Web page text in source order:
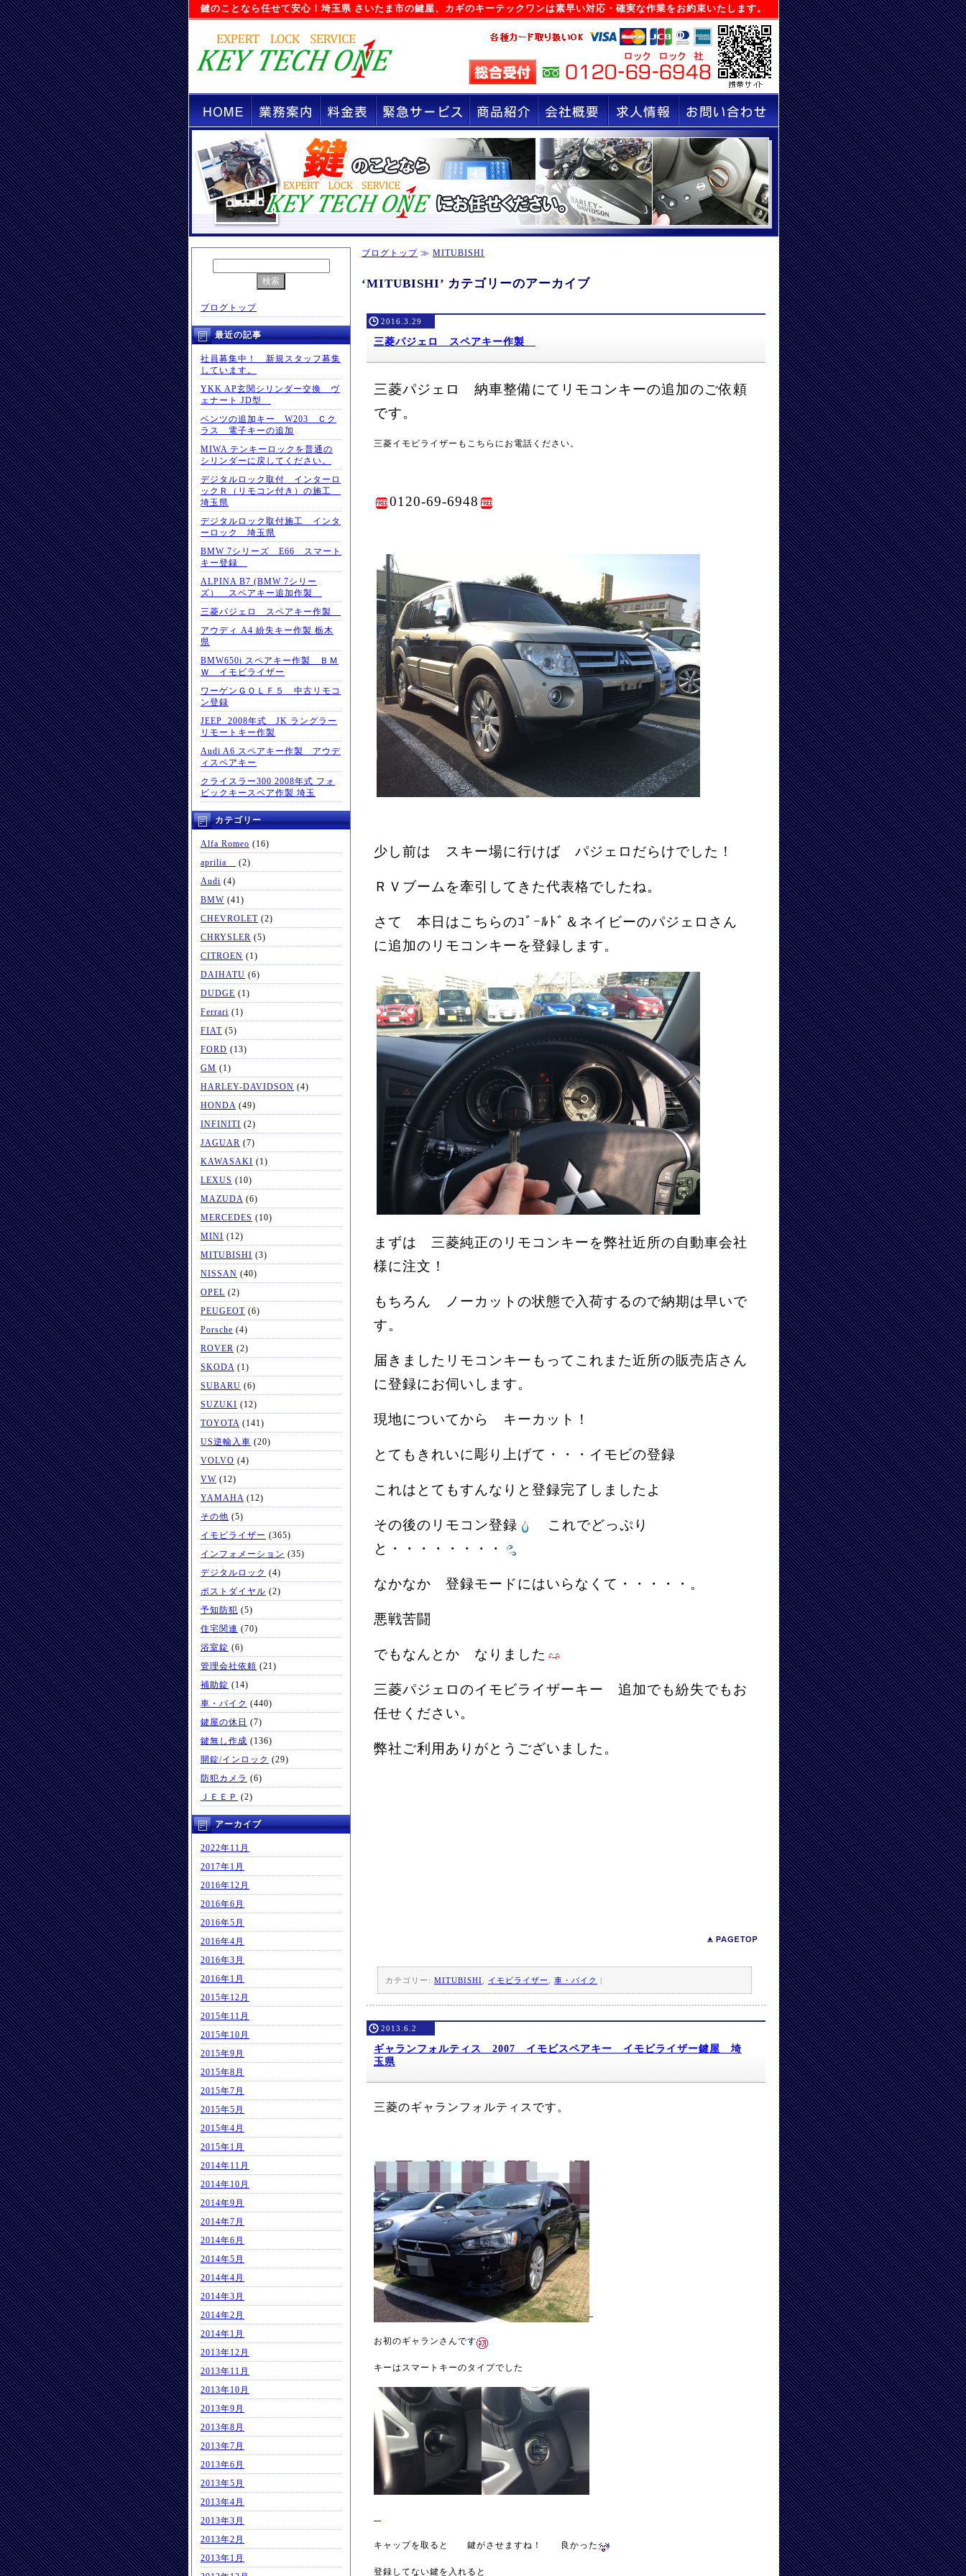
鍵のことなら任せて安心！ 埼玉県 さいたま市の鍵屋、カギのキーテックワンは素早い対応・確実な作業をお約束いたします。
ブログトップ
最近の記事
社員募集中！ 新規スタッフ募集
しています。
YKK AP玄関シリンダー交換 ヴ
ェナート JD型
ベンツの追加キー W203 Ｃク
ラス 電子キーの追加
MIWA テンキーロックを普通の
シリンダーに戻してください。
デジタルロック取付 インターロ
ックＲ（リモコン付き）の施工
埼玉県
デジタルロック取付施工 インタ
ーロック 埼玉県
BMW 7シリーズ E66 スマート
キー登録
ALPINA B7 (BMW 7シリー
ズ） スペアキー追加作製
三菱パジェロ スペアキー作製
アウディ A4 紛失キー作製 栃木
県
BMW650i スペアキー作製 ＢＭ
Ｗ イモビライザー
ワーゲンＧＯＬＦ５ 中古リモコ
ン登録
JEEP 2008年式 JK ラングラー
リモートキー作製
Audi A6 スペアキー作製 アウデ
ィスペアキー
クライスラー300 2008年式 フォ
ビックキースペア作製 埼玉
カテゴリー
Alfa Romeo (16)
aprilia
(2)
Audi (4)
BMW (41)
CHEVROLET (2)
CHRYSLER (5)
CITROEN (1)
DAIHATU (6)
DUDGE (1)
Ferrari (1)
FIAT (5)
FORD (13)
GM (1)
HARLEY-DAVIDSON (4)
HONDA (49)
INFINITI (2)
JAGUAR (7)
KAWASAKI (1)
LEXUS (10)
MAZUDA (6)
MERCEDES (10)
MINI (12)
MITUBISHI (3)
NISSAN (40)
OPEL (2)
PEUGEOT (6)
Porsche (4)
ROVER (2)
SKODA (1)
SUBARU (6)
SUZUKI (12)
TOYOTA (141)
US逆輸入車 (20)
VOLVO (4)
VW (12)
YAMAHA (12)
その他 (5)
イモビライザー (365)
インフォメーション (35)
デジタルロック (4)
ポストダイヤル (2)
予知防犯 (5)
住宅関連 (70)
浴室錠 (6)
管理会社依頼 (21)
補助錠 (14)
車・バイク (440)
鍵屋の休日 (7)
鍵無し作成 (136)
開錠/インロック (29)
防犯カメラ (6)
ＪＥＥＰ (2)
アーカイブ
2022年11月
2017年1月
2016年12月
2016年6月
2016年5月
2016年4月
2016年3月
2016年1月
2015年12月
2015年11月
2015年10月
2015年9月
2015年8月
2015年7月
2015年5月
2015年4月
2015年1月
2014年11月
2014年10月
2014年9月
2014年7月
2014年6月
2014年5月
2014年4月
2014年3月
2014年2月
2014年1月
2013年12月
2013年11月
2013年10月
2013年9月
2013年8月
2013年7月
2013年6月
2013年5月
2013年4月
2013年3月
2013年2月
2013年1月
ブログトップ ≫ MITUBISHI
‘MITUBISHI’ カテゴリーのアーカイブ
2016.3.29
三菱パジェロ スペアキー作製
三菱パジェロ 納車整備にてリモコンキーの追加のご依頼
です。
三菱イモビライザーもこちらにお電話ください。
0120-69-6948
少し前は スキー場に行けば パジェロだらけでした！
ＲＶブームを牽引してきた代表格でしたね。
さて 本日はこちらのｺﾞｰﾙﾄﾞ＆ネイビーのパジェロさん
に追加のリモコンキーを登録します。
まずは 三菱純正のリモコンキーを弊社近所の自動車会社
様に注文！
もちろん ノーカットの状態で入荷するので納期は早いで
す。
届きましたリモコンキーもってこれまた近所の販売店さん
に登録にお伺いします。
現地についてから キーカット！
とてもきれいに彫り上げて・・・イモビの登録
これはとてもすんなりと登録完了しましたよ
その後のリモコン登録
これでどっぷり
と・・・・・・・・
なかなか 登録モードにはいらなくて・・・・・。
悪戦苦闘
でもなんとか なりました
三菱パジェロのイモビライザーキー 追加でも紛失でもお
任せください。
弊社ご利用ありがとうございました。
カテゴリー: MITUBISHI イモビライザー 車・バイク |
2013.6.2
ギャランフォルティス 2007 イモビスペアキー イモビライザー鍵屋 埼
玉県
三菱のギャランフォルティスです。
お初のギャランさんです
キーはスマートキーのタイプでした
キャップを取ると 鍵がさせますね！ 良かった
登録してない鍵を入れると